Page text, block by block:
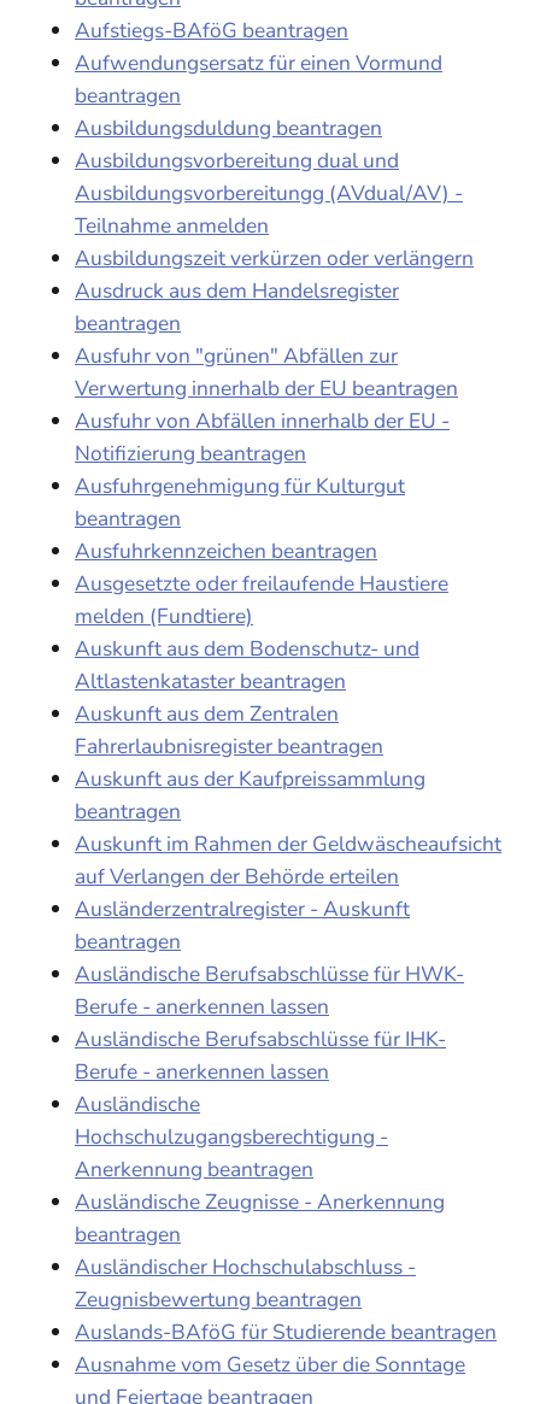
Aufstiegs-BAföG beantragen
Aufwendungsersatz für einen Vormund
beantragen
Ausbildungsduldung beantragen
Ausbildungsvorbereitung dual und
Ausbildungsvorbereitungg (AVdual/AV) -
Teilnahme anmelden
Ausbildungszeit verkürzen oder verlängern
Ausdruck aus dem Handelsregister
beantragen
Ausfuhr von "grünen" Abfällen zur
Verwertung innerhalb der EU beantragen
Ausfuhr von Abfällen innerhalb der EU -
Notifizierung beantragen
Ausfuhrgenehmigung für Kulturgut
beantragen
Ausfuhrkennzeichen beantragen
Ausgesetzte oder freilaufende Haustiere
melden (Fundtiere)
Auskunft aus dem Bodenschutz- und
Altlastenkataster beantragen
Auskunft aus dem Zentralen
Fahrerlaubnisregister beantragen
Auskunft aus der Kaufpreissammlung
beantragen
Auskunft im Rahmen der Geldwäscheaufsicht
auf Verlangen der Behörde erteilen
Ausländerzentralregister - Auskunft
beantragen
Ausländische Berufsabschlüsse für HWK-
Berufe - anerkennen lassen
Ausländische Berufsabschlüsse für IHK-
Berufe - anerkennen lassen
Ausländische
Hochschulzugangsberechtigung -
Anerkennung beantragen
Ausländische Zeugnisse - Anerkennung
beantragen
Ausländischer Hochschulabschluss -
Zeugnisbewertung beantragen
Auslands-BAföG für Studierende beantragen
Ausnahme vom Gesetz über die Sonntage
und Feiertage beantragen